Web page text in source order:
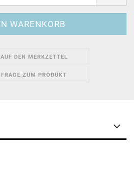
AUF DEN MERKZETTEL
FRAGE ZUM PRODUKT